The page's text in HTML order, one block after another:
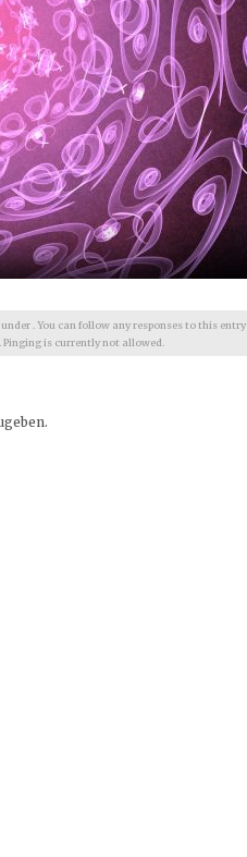
. You can follow any responses to this entry
Pinging is currently not allowed.